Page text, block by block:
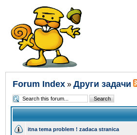
Forum Index » Други задачи
itna tema problem ! zadaca stranica